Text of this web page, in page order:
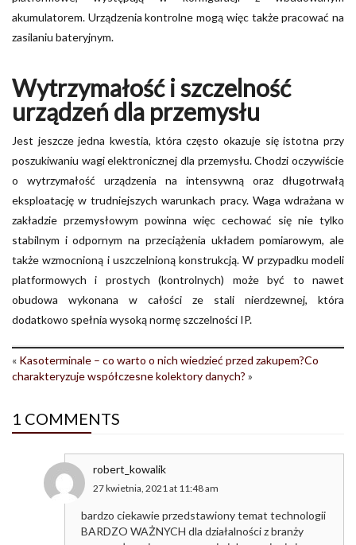
akumulatorem. Urządzenia kontrolne mogą więc także pracować na
zasilaniu bateryjnym.
Wytrzymałość i szczelność
urządzeń dla przemysłu
Jest jeszcze jedna kwestia, która często okazuje się istotna przy
poszukiwaniu wagi elektronicznej dla przemysłu. Chodzi oczywiście
o wytrzymałość urządzenia na intensywną oraz długotrwałą
eksploatację w trudniejszych warunkach pracy. Waga wdrażana w
zakładzie przemysłowym powinna więc cechować się nie tylko
stabilnym i odpornym na przeciążenia układem pomiarowym, ale
także wzmocnioną i uszczelnioną konstrukcją. W przypadku modeli
platformowych i prostych (kontrolnych) może być to nawet
obudowa wykonana w całości ze stali nierdzewnej, która
dodatkowo spełnia wysoką normę szczelności IP.
« Kasoterminale – co warto o nich wiedzieć przed zakupem?Co
charakteryzuje współczesne kolektory danych? »
1 COMMENTS
robert_kowalik
27 kwietnia, 2021 at 11:48 am
bardzo ciekawie przedstawiony temat technologii
BARDZO WAŻNYCH dla działalności z branży